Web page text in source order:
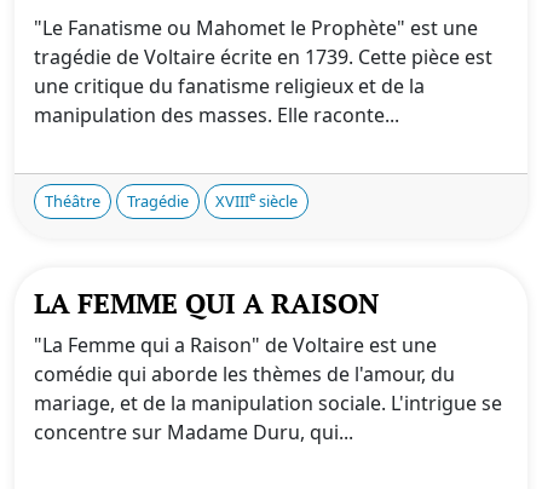
"Le Fanatisme ou Mahomet le Prophète" est une
tragédie de Voltaire écrite en 1739. Cette pièce est
une critique du fanatisme religieux et de la
manipulation des masses. Elle raconte...
Théâtre Tragédie XVIIIe siècle
LA FEMME QUI A RAISON
"La Femme qui a Raison" de Voltaire est une
comédie qui aborde les thèmes de l'amour, du
mariage, et de la manipulation sociale. L'intrigue se
concentre sur Madame Duru, qui...